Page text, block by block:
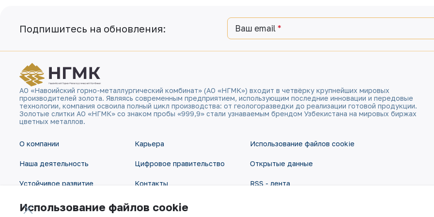
Подпишитесь на обновления: Ваш email
АО «Навоийский горно-металлургический комбинат» (АО «НГМК») входит в четвёрку крупнейших мировых
производителей золота. Являясь современным предприятием, использующим последние инновации и передовые
технологии, компания освоила полный цикл производства: от геологоразведки до реализации готовой продукции.
Золотые слитки АО «НГМК» со знаком пробы «999,9» стали узнаваемым брендом Узбекистана на мировых биржах
цветных металлов.
О компании
Наша деятельность
Устойчивое развитие
Инвесторам
Карьера
Цифровое правительство
Контакты
Карта сайта
Использование файлов cookie
Открытые данные
RSS - лента
Использование файлов cookie